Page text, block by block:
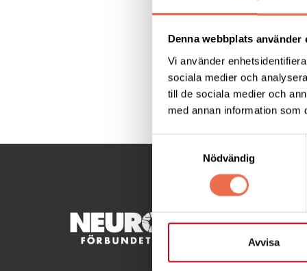
Denna webbplats använder
Vi använder
sociala medier och
till de sociala medier och
med annan information som
Samtyckesval
Nödvändig
Avvisa
Följ den löpande
Dela denna sida: